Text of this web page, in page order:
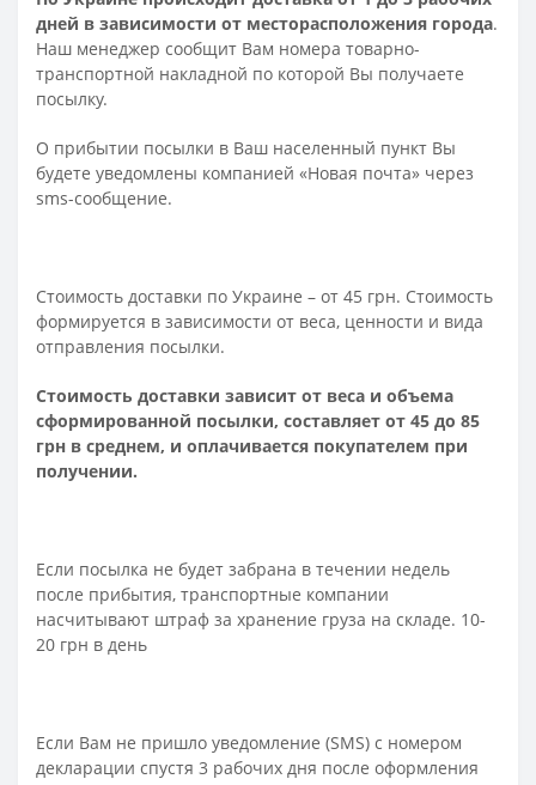
дней в зависимости от месторасположения города.
Наш менеджер сообщит Вам номера товарно-
транспортной накладной по которой Вы получаете
посылку.
О прибытии посылки в Ваш населенный пункт Вы
будете уведомлены компанией «Новая почта» через
sms-сообщение.
Стоимость доставки по Украине – от 45 грн. Стоимость
формируется в зависимости от веса, ценности и вида
отправления посылки.
Стоимость доставки зависит от веса и объема
сформированной посылки, составляет от 45 до 85
грн в среднем, и оплачивается покупателем при
получении.
Если посылка не будет забрана в течении недель
после прибытия, транспортные компании
насчитывают штраф за хранение груза на складе. 10-
20 грн в день
Если Вам не пришло уведомление (SMS) с номером
декларации спустя 3 рабочих дня после оформления